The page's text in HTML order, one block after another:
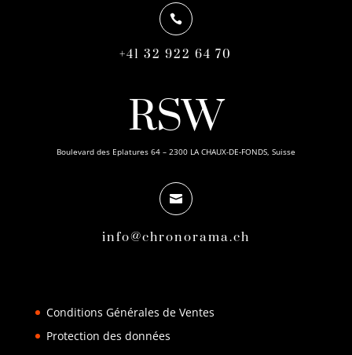

+41 32 922 64 70
RSW
Boulevard des Eplatures 64 – 2300 LA CHAUX-DE-FONDS, Suisse

info@chronorama.ch
Conditions Générales de Ventes
Protection des données